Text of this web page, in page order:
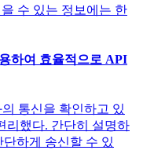
수 있는 정보에는 한
하여 효율적으로 API
통신을 확인하고 있
리했다. 간단히 설명하
하게 송신할 수 있